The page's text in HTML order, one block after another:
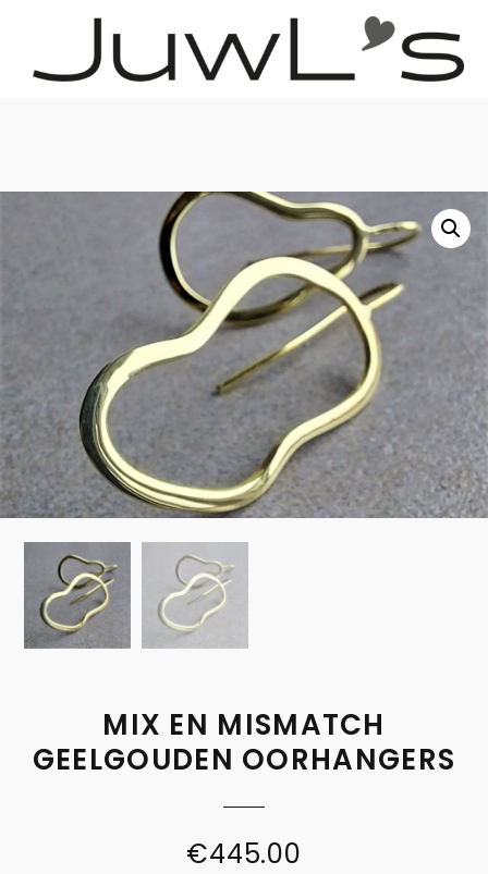
MIX EN MISMATCH
GEELGOUDEN OORHANGERS
€445.00